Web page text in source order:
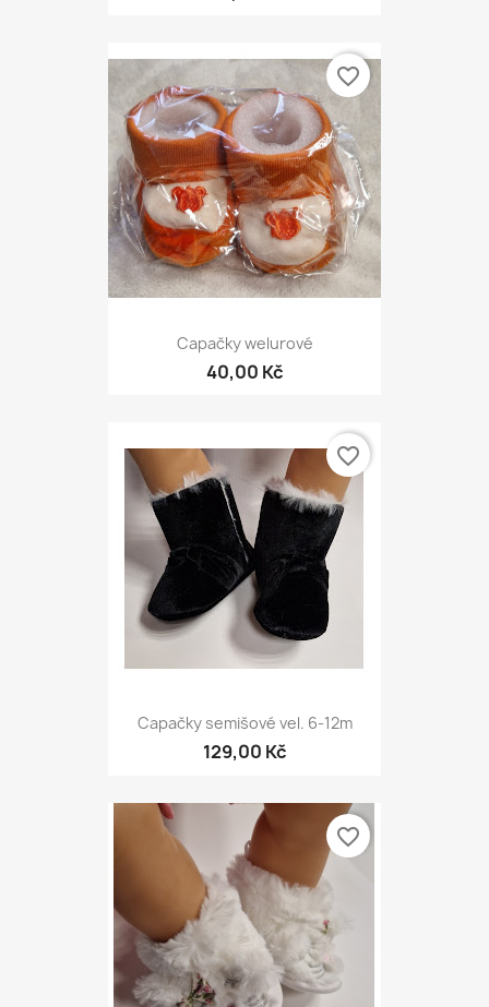
Capačky welurové
40,00 Kč
favorite_border
Capačky semišové vel. 6-12m
129,00 Kč
favorite_border
favorite_border